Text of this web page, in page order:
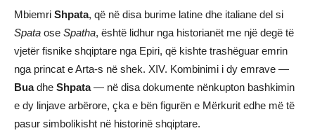
Mbiemri Shpata, që në disa burime latine dhe italiane del si
Spata ose Spatha, është lidhur nga historianët me një degë të
vjetër fisnike shqiptare nga Epiri, që kishte trashëguar emrin
nga princat e Arta-s në shek. XIV. Kombinimi i dy emrave —
Buadhe Shpata— në disa dokumente nënkupton bashkimin
e dy linjave arbërore, çka e bën figurën e Mërkurit edhe më të
pasur simbolikisht në historinë shqiptare.